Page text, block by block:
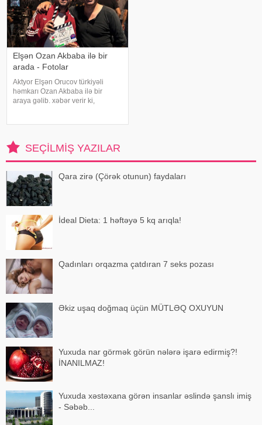
Elşən Ozan Akbaba ilə bir
arada - Fotolar
Aktyor Elşən Orucov türkiyəli
həmkarı Ozan Akbaba ilə bir
araya gəlib. xəbər verir ki,
d
SEÇILMIŞ YAZILAR
Qara zirə (Çörək otunun) faydaları
İdeal Dieta: 1 həftəyə 5 kq arıqla!
Qadınları orqazma çatdıran 7 seks pozası
Əkiz uşaq doğmaq üçün MÜTLƏQ OXUYUN
Yuxuda nar görmək görün nələrə işarə edirmiş?!
İNANILMAZ!
Yuxuda xəstəxana görən insanlar əslində şanslı imiş
- Səbəb...